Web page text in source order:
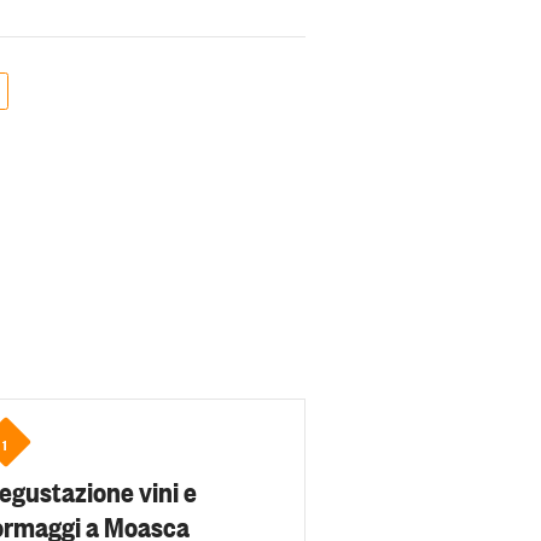
1
vini e
a Moasca